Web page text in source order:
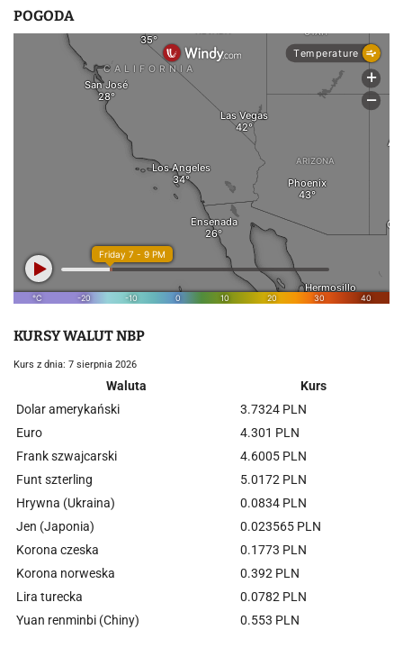
POGODA
KURSY WALUT NBP
Kurs z dnia: 7 sierpnia 2026
Waluta
Kurs
Dolar amerykański
3.7324 PLN
Euro
4.301 PLN
Frank szwajcarski
4.6005 PLN
Funt szterling
5.0172 PLN
Hrywna (Ukraina)
0.0834 PLN
Jen (Japonia)
0.023565 PLN
Korona czeska
0.1773 PLN
Korona norweska
0.392 PLN
Lira turecka
0.0782 PLN
Yuan renminbi (Chiny)
0.553 PLN